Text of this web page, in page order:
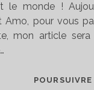
le monde !
Amo, pour vous
mon article